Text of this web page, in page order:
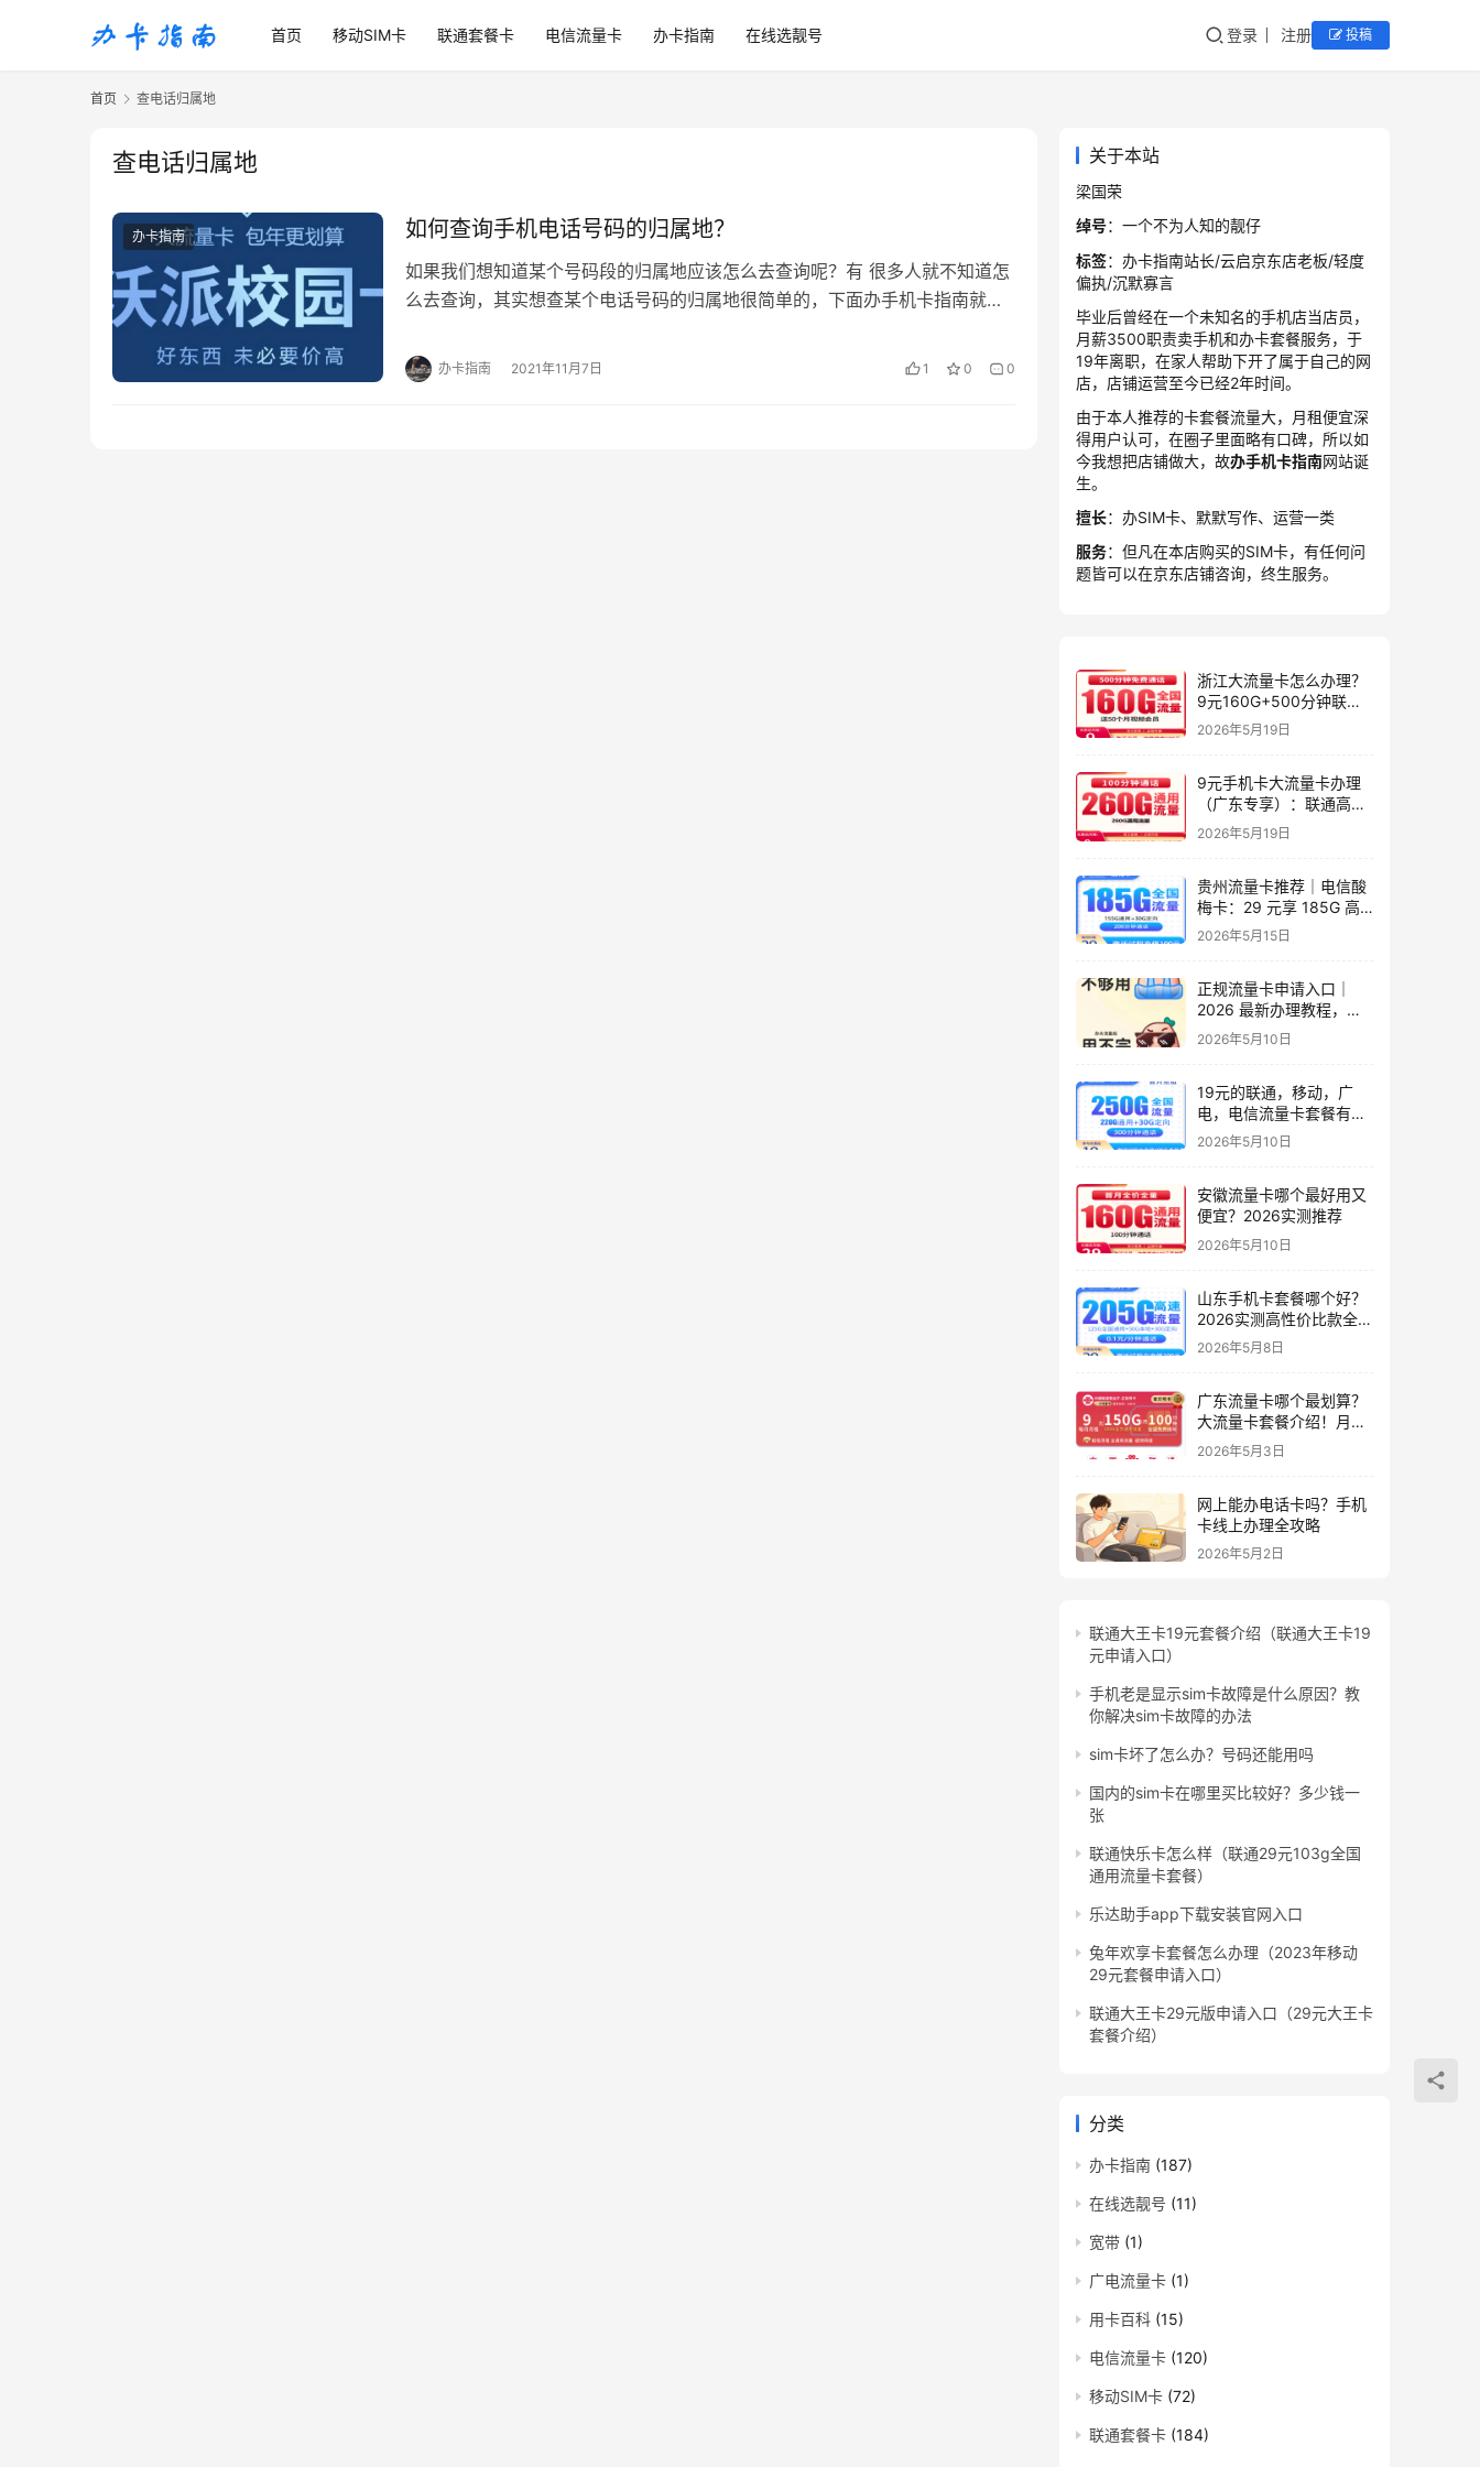
首页 移动SIM卡 联通套餐卡 电信流量卡 办卡指南 在线选靓号 登录 注册 投稿
首页 查电话归属地
查电话归属地
办卡指南 如何查询手机电话号码的归属地？
如果我们想知道某个号码段的归属地应该怎么去查询呢？有 很多人就不知道怎
么去查询，其实想查某个电话号码的归属地很简单的，下面办手机卡指南就教
办卡指南 2021年11月7日 1 0 0
关于本站
梁国荣
绰号：一个不为人知的靓仔
标签：办卡指南站长/云启京东店老板/轻度
偏执/沉默寡言
毕业后曾经在一个未知名的手机店当店员，
月薪3500职责卖手机和办卡套餐服务，于
19年离职，在家人帮助下开了属于自己的网
店，店铺运营至今已经2年时间。
由于本人推荐的卡套餐流量大，月租便宜深
得用户认可，在圈子里面略有口碑，所以如
今我想把店铺做大，故办手机卡指南网站诞
生。
擅长：办SIM卡、默默写作、运营一类
服务：但凡在本店购买的SIM卡，有任何问
题皆可以在京东店铺咨询，终生服务。
浙江大流量卡怎么办理？
9元160G+500分钟联通
星屿卡
2026年5月19日
9元手机卡大流量卡办理
（广东专享）：联通高性
价比套餐实测指南
2026年5月19日
贵州流量卡推荐｜电信酸
梅卡：29 元享 185G 高
速流量 + 200 分钟，长期
2026年5月15日
正规流量卡申请入口｜
2026 最新办理教程，小
白零踩坑，附避坑技巧
2026年5月10日
19元的联通，移动，广
电，电信流量卡套餐有几
种？实测6款高性价比套
2026年5月10日
安徽流量卡哪个最好用又
便宜？2026实测推荐
2026年5月10日
山东手机卡套餐哪个好？
2026实测高性价比款全解
析（只发山东）
2026年5月8日
广东流量卡哪个最划算？
大流量卡套餐介绍！月租
9元起，150G起全国通用
2026年5月3日
网上能办电话卡吗？手机
卡线上办理全攻略
2026年5月2日
联通大王卡19元套餐介绍（联通大王卡19
元申请入口）
手机老是显示sim卡故障是什么原因？教
你解决sim卡故障的办法
sim卡坏了怎么办？号码还能用吗
国内的sim卡在哪里买比较好？多少钱一
张
联通快乐卡怎么样（联通29元103g全国
通用流量卡套餐）
乐达助手app下载安装官网入口
兔年欢享卡套餐怎么办理（2023年移动
29元套餐申请入口）
联通大王卡29元版申请入口（29元大王卡
套餐介绍）
分类
办卡指南 (187)
在线选靓号 (11)
宽带 (1)
广电流量卡 (1)
用卡百科 (15)
电信流量卡 (120)
移动SIM卡 (72)
联通套餐卡 (184)